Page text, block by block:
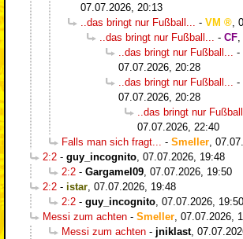
07.07.2026, 20:13
..das bringt nur Fußball...
- VM
..das bringt nur Fußball...
- CF
..das bringt nur Fußball...
-
07.07.2026, 20:28
..das bringt nur Fußball...
-
07.07.2026, 20:28
..das bringt nur
07.07.2026, 22:40
Falls man sich fragt...
- Smeller
2:2 - guy_incognito 07.07.2026, 19:48
2:2 - Gargamel09 07.07.2026, 19:50
2:2 - istar 07.07.2026, 19:48
2:2 - guy_incognito 07.07.2026, 19:50
Messi zum achten - Smeller 07.07.2026,
Messi zum achten - jniklast,